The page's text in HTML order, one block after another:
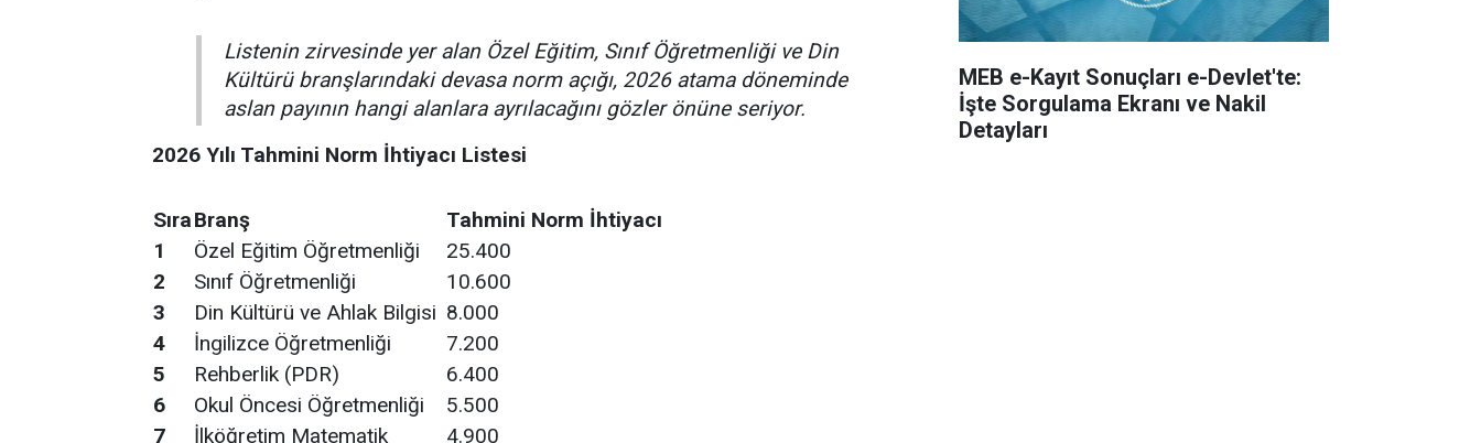
Listenin zirvesinde yer alan Özel Eğitim, Sınıf Öğretmenliği ve Din
Kültürü branşlarındaki devasa norm açığı, 2026 atama döneminde
aslan payının hangi alanlara ayrılacağını gözler önüne seriyor.
2026 Yılı Tahmini Norm İhtiyacı Listesi
SıraBranş
Tahmini Norm İhtiyacı
1
Özel Eğitim Öğretmenliği
25.400
2
Sınıf Öğretmenliği
10.600
3
Din Kültürü ve Ahlak Bilgisi 8.000
4
İngilizce Öğretmenliği
7.200
5
Rehberlik (PDR)
6.400
6
Okul Öncesi Öğretmenliği
5.500
7
İlköğretim Matematik 4.900
MEB e-Kayıt Sonuçları e-Devlet'te:
İşte Sorgulama Ekranı ve Nakil
Detayları